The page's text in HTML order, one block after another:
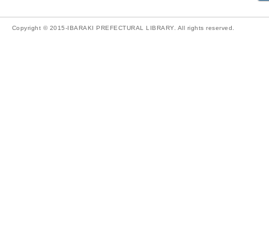
Copyright © 2015-IBARAKI PREFECTURAL LIBRARY. All rights reserved.